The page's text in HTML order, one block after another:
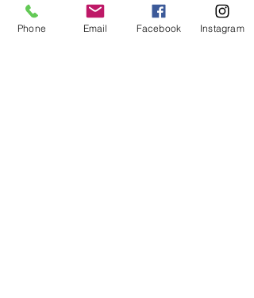
Phone Email Facebook Instagram